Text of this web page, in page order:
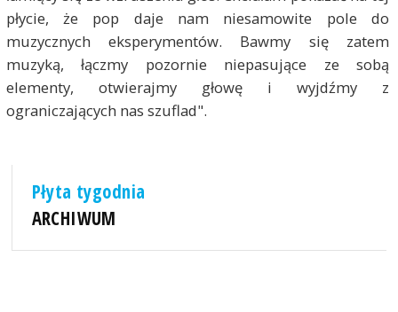
płycie, że pop daje nam niesamowite pole do
muzycznych eksperymentów. Bawmy się zatem
muzyką, łączmy pozornie niepasujące ze sobą
elementy, otwierajmy głowę i wyjdźmy z
ograniczających nas szuflad".
Płyta tygodnia
ARCHIWUM